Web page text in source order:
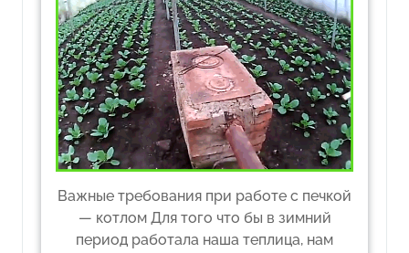
Важные требования при работе с печкой
— котлом Для того что бы в зимний
период работала наша теплица, нам